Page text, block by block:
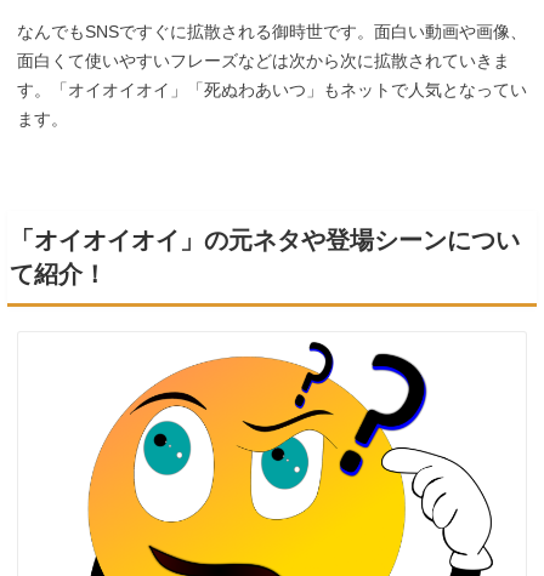
なんでもSNSですぐに拡散される御時世です。面白い動画や画像、
面白くて使いやすいフレーズなどは次から次に拡散されていきま
す。「オイオイオイ」「死ぬわあいつ」もネットで人気となってい
ます。
「オイオイオイ」の元ネタや登場シーンについ
て紹介！